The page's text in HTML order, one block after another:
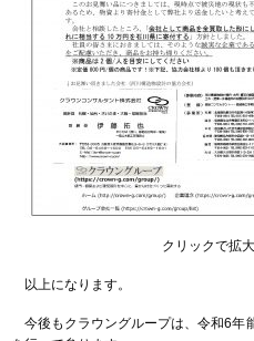
クリックで拡
以上になります。
今後もクラウングループは、令和6年